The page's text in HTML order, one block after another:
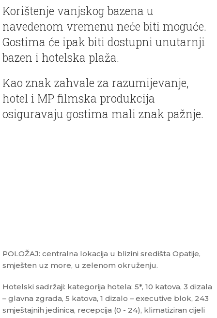
Korištenje vanjskog bazena u
navedenom vremenu neće biti moguće.
Gostima će ipak biti dostupni unutarnji
bazen i hotelska plaža.
Kao znak zahvale za razumijevanje,
hotel i MP filmska produkcija
osiguravaju gostima mali znak pažnje.
POLOŽAJ: centralna lokacija u blizini središta Opatije,
smješten uz more, u zelenom okruženju.
Hotelski sadržaji: kategorija hotela: 5*, 10 katova, 3 dizala
– glavna zgrada, 5 katova, 1 dizalo – executive blok, 243
smještajnih jedinica, recepcija (0 - 24), klimatiziran cijeli